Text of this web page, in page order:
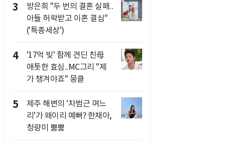
3
방은희 "두 번의 결혼 실패..
아들 허락받고 이혼 결심"
('특종세상')
4
'17억 빚' 함께 견딘 친母
애틋한 효심..MC그리 "제
가 챙겨야죠" 뭉클
5
제주 해변의 '차범근 며느
리'가 왜이리 예뻐? 한채아,
청량미 뿜뿜